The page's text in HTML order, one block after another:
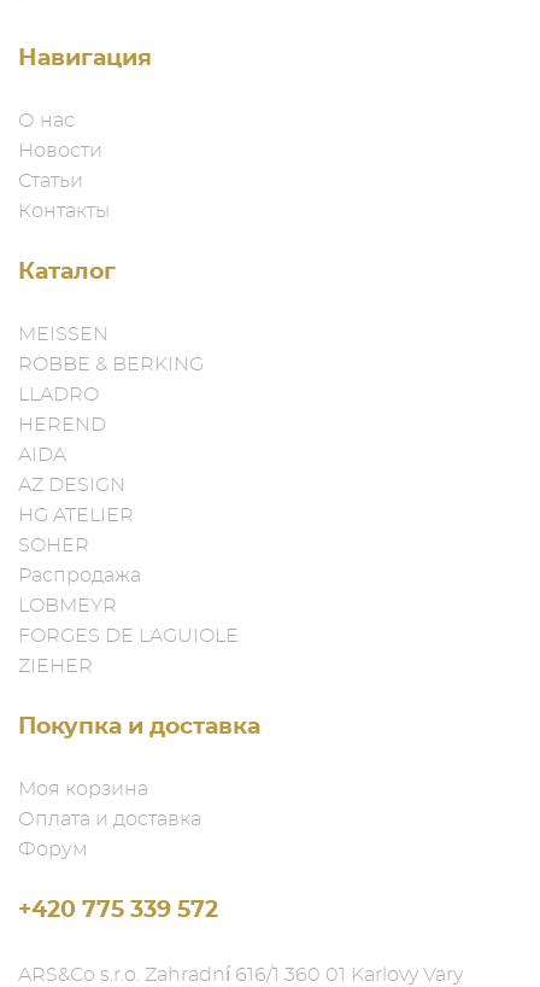
Дополнительно читать в статье:
Навигация
О нас
Новости
Статьи
Контакты
Каталог
MEISSEN
ROBBE & BERKING
LLADRO
HEREND
AIDA
AZ DESIGN
HG ATELIER
SOHER
Распродажа
LOBMEYR
FORGES DE LAGUIOLE
ZIEHER
Покупка и доставка
Моя корзина
Оплата и доставка
Форум
+420 775 339 572
ARS&Co s.r.o. Zahradní 616/1 360 01 Karlovy Vary